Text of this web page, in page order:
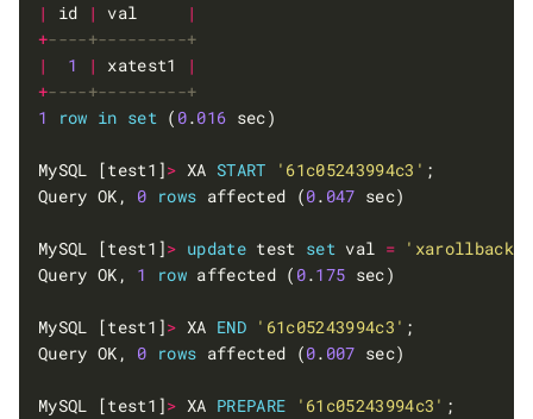
|
id | val
|
+
|
1 | xatest1
|
+
1
row in set ( 0.016
MySQL [test1]> XA START '61c05243994c3'
Query OK, 0 rows affected (0. 047
MySQL [test1]> update test set val = 'xarollback'
Query OK, 1 row affected ( 0.175
MySQL [test1]> XA END '61c05243994c3'
Query OK, 0 rows affected (0. 007
MySQL [test1]> XA PREPARE '61c05243994c3'